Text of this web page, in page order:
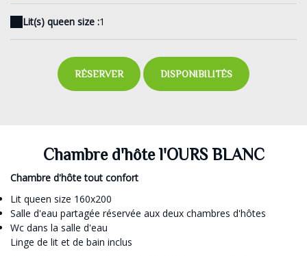
Lit(s) queen size :1
RÉSERVER DISPONIBILITÉS
Chambre d'hôte l'OURS BLANC
Chambre d'hôte tout confort
Lit queen size 160x200
Salle d'eau partagée réservée aux deux chambres d'hôtes
Wc dans la salle d'eau
Linge de lit et de bain inclus